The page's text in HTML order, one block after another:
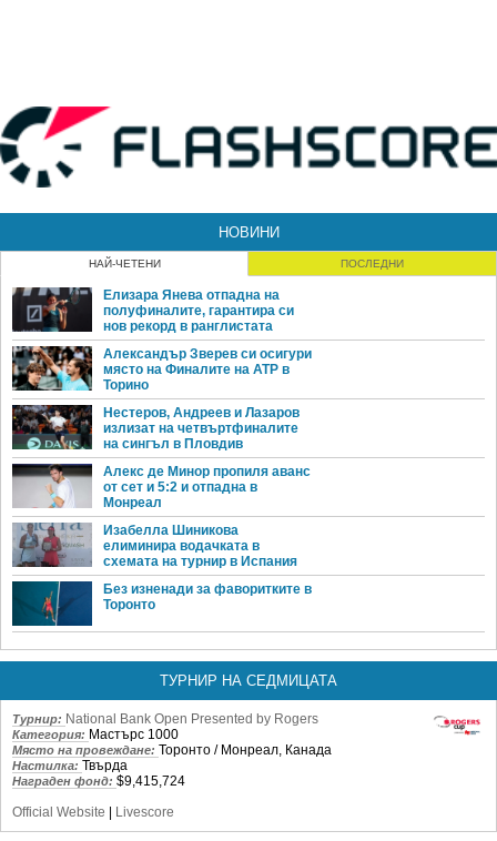
НОВИНИ
НАЙ-ЧЕТЕНИ ПОСЛЕДНИ
Елизара Янева отпадна на
полуфиналите, гарантира си
нов рекорд в ранглистата
Александър Зверев си осигури
място на Финалите на ATP в
Торино
Нестеров, Андреев и Лазаров
излизат на четвъртфиналите
на сингъл в Пловдив
Алекс де Минор пропиля аванс
от сет и 5:2 и отпадна в
Монреал
Изабелла Шиникова
елиминира водачката в
схемата на турнир в Испания
Без изненади за фаворитките в
Торонто
ТУРНИР НА СЕДМИЦАТА
Турнир: National Bank Open Presented by Rogers
Категория: Мастърс 1000
Място на провеждане: Торонто / Монреал, Канада
Настилка: Твърда
Награден фонд: $9,415,724
Official Website
Livescore